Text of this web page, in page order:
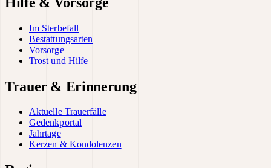
Im Sterbefall
Bestattungsarten
Vorsorge
Trost und Hilfe
Trauer & Erinnerung
Aktuelle Trauerfälle
Gedenkportal
Jahrtage
Kerzen & Kondolenzen